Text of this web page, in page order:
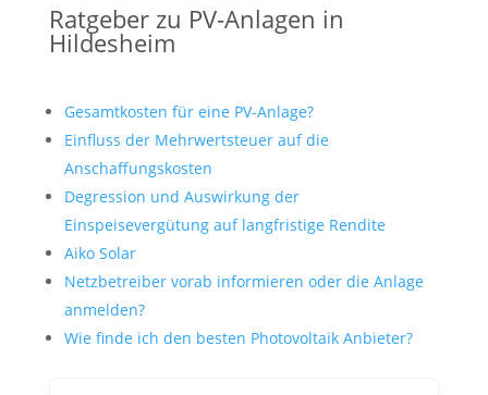
Ratgeber zu PV-Anlagen in
Hildesheim
Gesamtkosten für eine PV-Anlage?
Einfluss der Mehrwertsteuer auf die
Anschaffungskosten
Degression und Auswirkung der
Einspeisevergütung auf langfristige Rendite
Aiko Solar
Netzbetreiber vorab informieren oder die Anlage
anmelden?
Wie finde ich den besten Photovoltaik Anbieter?